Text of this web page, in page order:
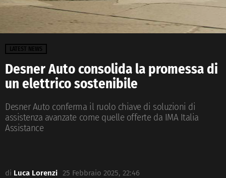
LATEST NEWS
Desner Auto consolida la promessa di
un elettrico sostenibile
Desner Auto conferma il ruolo chiave di soluzioni di
assistenza avanzate come quelle offerte da IMA Italia
Assistance
di Luca Lorenzi 25 Febbraio 2025, 22:46